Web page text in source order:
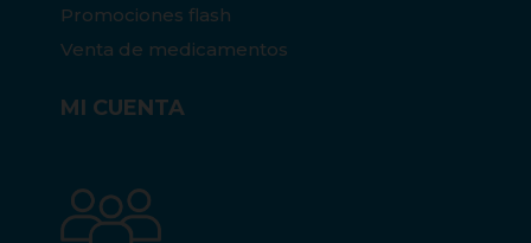
Promociones flash
Venta de medicamentos
MI CUENTA